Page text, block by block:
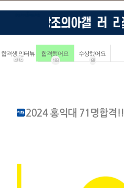
합격생 인터뷰
4114
합격했어요
183
수상했어요
68
2024 홍익대 71명합격!!